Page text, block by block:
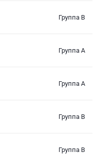
Группа B
Группа A
Группа A
Группа B
Группа B